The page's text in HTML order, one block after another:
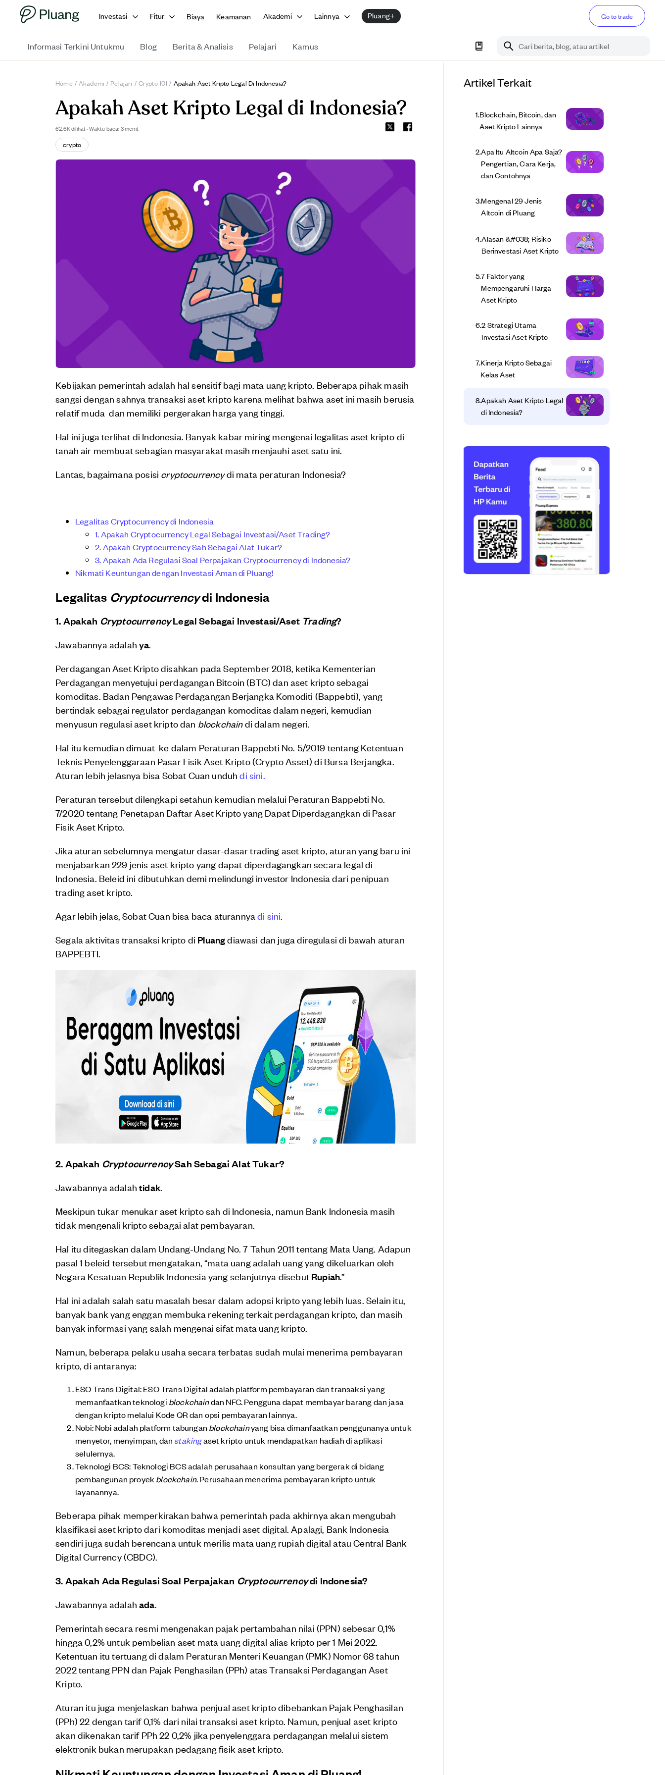
Investasi Fitur Biaya Keamanan Akademi Lainnya Pluang+ Go to trade
Informasi Terkini Untukmu Blog Berita & Analisis Pelajari Kamus Cari berita, blog, atau artikel
Home / Akademi / Pelajari / Crypto 101 / Apakah Aset Kripto Legal Di Indonesia?
Apakah Aset Kripto Legal di Indonesia?
62.6Kdilihat·Waktu baca: 3 menit
crypto
Kebijakan pemerintah adalah hal sensitif bagi mata uang kripto. Beberapa pihak masih
sangsi dengan sahnya transaksi aset kripto karena melihat bahwa aset ini masih berusia
relatif muda dan memiliki pergerakan harga yang tinggi.
Hal ini juga terlihat di Indonesia. Banyak kabar miring mengenai legalitas aset kripto di
tanah air membuat sebagian masyarakat masih menjauhi aset satu ini.
Lantas, bagaimana posisi cryptocurrencydi mata peraturan Indonesia?
Legalitas Cryptocurrency di Indonesia
1. Apakah Cryptocurrency Legal Sebagai Investasi/Aset Trading?
2. Apakah Cryptocurrency Sah Sebagai Alat Tukar?
3. Apakah Ada Regulasi Soal Perpajakan Cryptocurrency di Indonesia?
Nikmati Keuntungan dengan Investasi Aman di Pluang!
Legalitas Cryptocurrencydi Indonesia
1. Apakah CryptocurrencyLegal Sebagai Investasi/Aset Trading?
Jawabannya adalahya.
Perdagangan Aset Kripto disahkan pada September 2018, ketika Kementerian
Perdagangan menyetujui perdagangan Bitcoin (BTC) dan aset kripto sebagai
komoditas. Badan Pengawas Perdagangan Berjangka Komoditi (Bappebti), yang
bertindak sebagai regulator perdagangan komoditas dalam negeri, kemudian
menyusun regulasi aset kripto dan blockchaindi dalam negeri.
Hal itu kemudian dimuat ke dalam Peraturan Bappebti No. 5/2019 tentang Ketentuan
Teknis Penyelenggaraan Pasar Fisik Aset Kripto (Crypto Asset) di Bursa Berjangka.
Aturan lebih jelasnya bisa Sobat Cuan unduh di sini.
Peraturan tersebut dilengkapi setahun kemudian melalui Peraturan Bappebti No.
7/2020 tentang Penetapan Daftar Aset Kripto yang Dapat Diperdagangkan di Pasar
Fisik Aset Kripto.
Jika aturan sebelumnya mengatur dasar-dasar trading aset kripto, aturan yang baru ini
menjabarkan 229 jenis aset kripto yang dapat diperdagangkan secara legal di
Indonesia. Beleid ini dibutuhkan demi melindungi investor Indonesia dari penipuan
trading aset kripto.
Agar lebih jelas, Sobat Cuan bisa baca aturannyadi sini.
Segala aktivitas transaksi kripto di Pluangdiawasi dan juga diregulasi di bawah aturan
BAPPEBTI.
2. Apakah CryptocurrencySah Sebagai Alat Tukar?
Jawabannya adalahtidak.
Meskipun tukar menukar aset kripto sah di Indonesia, namun Bank Indonesia masih
tidak mengenali kripto sebagai alat pembayaran.
Hal itu ditegaskan dalam Undang-Undang No. 7 Tahun 2011 tentang Mata Uang. Adapun
pasal 1 beleid tersebut mengatakan, “mata uang adalah uang yang dikeluarkan oleh
Negara Kesatuan Republik Indonesia yang selanjutnya disebut Rupiah.”
Hal ini adalah salah satu masalah besar dalam adopsi kripto yang lebih luas. Selain itu,
banyak bank yang enggan membuka rekening terkait perdagangan kripto, dan masih
banyak informasi yang salah mengenai sifat mata uang kripto.
Namun, beberapa pelaku usaha secara terbatas sudah mulai menerima pembayaran
kripto, di antaranya:
ESO Trans Digital: ESO Trans Digital adalah platform pembayaran dan transaksi yang
memanfaatkan teknologi blockchaindan NFC. Pengguna dapat membayar barang dan jasa
dengan kripto melalui Kode QR dan opsi pembayaran lainnya.
Nobi: Nobi adalah platform tabungan blockchainyang bisa dimanfaatkan penggunanya untuk
menyetor, menyimpan, dan stakingaset kripto untuk mendapatkan hadiah di aplikasi
selulernya.
Teknologi BCS: Teknologi BCS adalah perusahaan konsultan yang bergerak di bidang
pembangunan proyek blockchain. Perusahaan menerima pembayaran kripto untuk
layanannya.
Beberapa pihak memperkirakan bahwa pemerintah pada akhirnya akan mengubah
klasifikasi aset kripto dari komoditas menjadi aset digital. Apalagi, Bank Indonesia
sendiri juga sudah berencana untuk merilis mata uang rupiah digital atau Central Bank
Digital Currency (CBDC).
3. Apakah Ada Regulasi Soal Perpajakan Cryptocurrencydi Indonesia?
Jawabannya adalahada.
Pemerintah secara resmi mengenakan pajak pertambahan nilai (PPN) sebesar 0,1%
hingga 0,2% untuk pembelian aset mata uang digital alias kripto per 1 Mei 2022.
Ketentuan itu tertuang di dalam Peraturan Menteri Keuangan (PMK) Nomor 68 tahun
2022 tentang PPN dan Pajak Penghasilan (PPh) atas Transaksi Perdagangan Aset
Kripto.
Aturan itu juga menjelaskan bahwa penjual aset kripto dibebankan Pajak Penghasilan
(PPh) 22 dengan tarif 0,1% dari nilai transaksi aset kripto. Namun, penjual aset kripto
akan dikenakan tarif PPh 22 0,2% jika penyelenggara perdagangan melalui sistem
elektronik bukan merupakan pedagang fisik aset kripto.
Artikel Terkait
1.Blockchain, Bitcoin, dan
Aset Kripto Lainnya
2.Apa Itu Altcoin Apa Saja?
Pengertian, Cara Kerja,
dan Contohnya
3.Mengenal 29 Jenis
Altcoin di Pluang
4.Alasan &#038; Risiko
Berinvestasi Aset Kripto
5.7 Faktor yang
Mempengaruhi Harga
Aset Kripto
6.2 Strategi Utama
Investasi Aset Kripto
7.Kinerja Kripto Sebagai
Kelas Aset
8.Apakah Aset Kripto Legal
di Indonesia?